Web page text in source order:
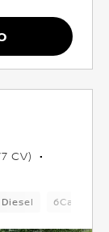
CV)
Diesel 6Cambio